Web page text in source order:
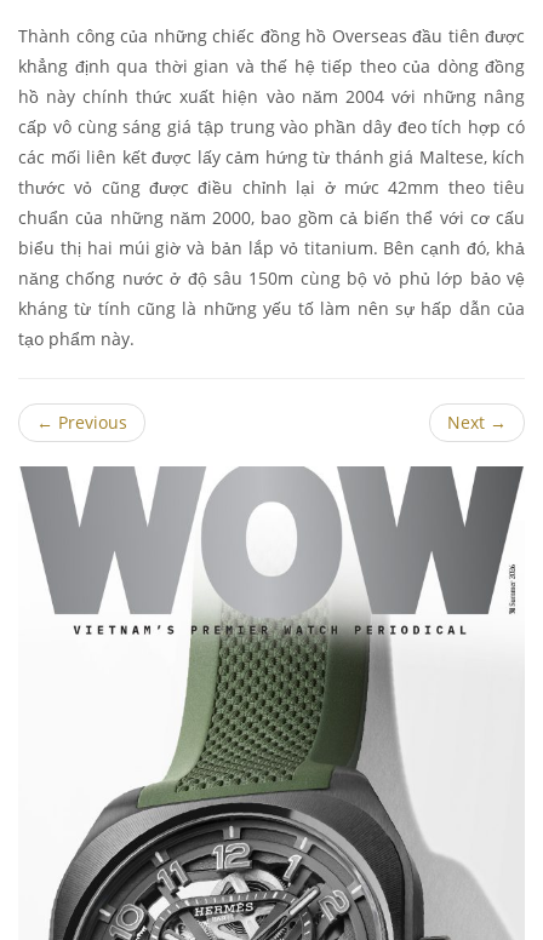
Thành công của những chiếc đồng hồ Overseas đầu tiên được
khẳng định qua thời gian và thế hệ tiếp theo của dòng đồng
hồ này chính thức xuất hiện vào năm 2004 với những nâng
cấp vô cùng sáng giá tập trung vào phần dây đeo tích hợp có
các mối liên kết được lấy cảm hứng từ thánh giá Maltese, kích
thước vỏ cũng được điều chỉnh lại ở mức 42mm theo tiêu
chuẩn của những năm 2000, bao gồm cả biến thể với cơ cấu
biểu thị hai múi giờ và bản lắp vỏ titanium. Bên cạnh đó, khả
năng chống nước ở độ sâu 150m cùng bộ vỏ phủ lớp bảo vệ
kháng từ tính cũng là những yếu tố làm nên sự hấp dẫn của
tạo phẩm này.
← Previous Next →